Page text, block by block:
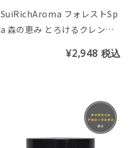
SuiRichAroma フォレストSp
a 森の恵み とろけるクレンジ
¥2,948 税込